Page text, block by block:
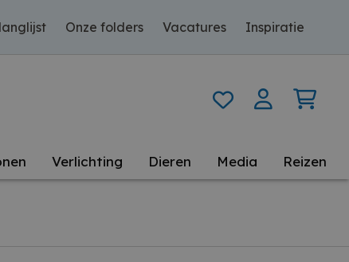
Onze folders Vacatures Inspiratie
Verlichting Dieren Media Reizen